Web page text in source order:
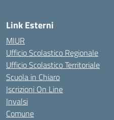
Link Esterni
MIUR
Ufficio Scolastico Regionale
Ufficio Scolastico Territoriale
Scuola in Chiaro
Iscrizioni On Line
Invalsi
Comune